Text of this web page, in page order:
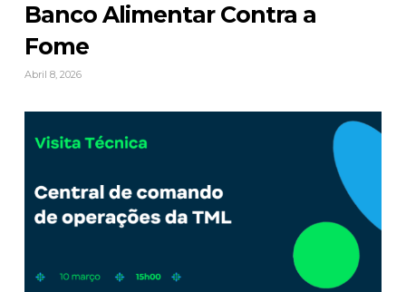
Banco Alimentar Contra a
Fome
Abril 8, 2026